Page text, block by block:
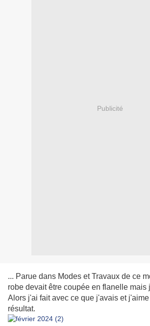
Publicité
... Parue dans Modes et Travaux de ce
robe devait être coupée en flanelle mais
Alors j'ai fait avec ce que j'avais et
résultat.